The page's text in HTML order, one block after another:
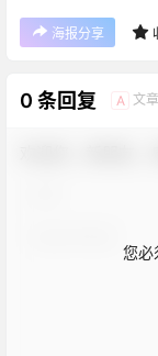
海报分享
0 条回复 A 文
您必